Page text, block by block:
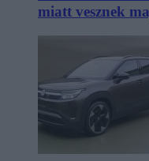
miatt vesznek